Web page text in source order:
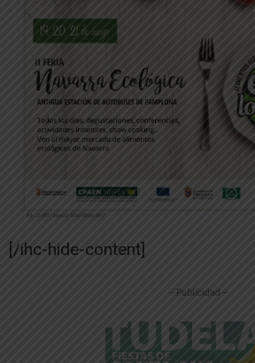
[/ihc-hide-content]
-- Publicidad --